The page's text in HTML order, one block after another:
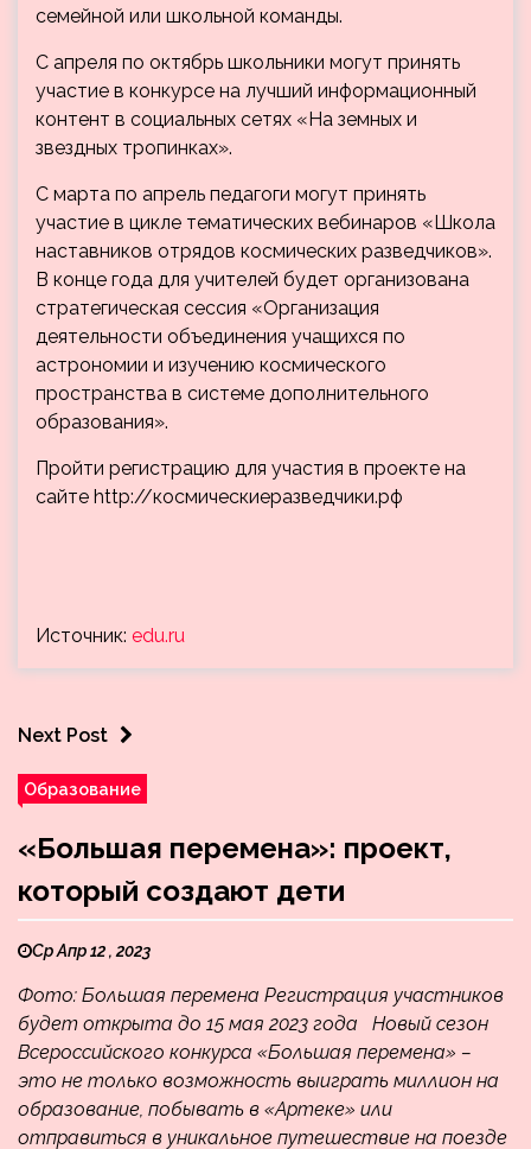
семейной или школьной команды.
С апреля по октябрь школьники могут принять
участие в конкурсе на лучший информационный
контент в социальных сетях «На земных и
звездных тропинках».
С марта по апрель педагоги могут принять
участие в цикле тематических вебинаров «Школа
наставников отрядов космических разведчиков».
В конце года для учителей будет организована
стратегическая сессия «Организация
деятельности объединения учащихся по
астрономии и изучению космического
пространства в системе дополнительного
образования».
Пройти регистрацию для участия в проекте на
сайте http://космическиеразведчики.рф
Источник: edu.ru
Next Post
Образование
«Большая перемена»: проект,
который создают дети
Ср Апр 12 , 2023
Фото: Большая перемена Регистрация участников
будет открыта до 15 мая 2023 года Новый сезон
Всероссийского конкурса «Большая перемена» –
это не только возможность выиграть миллион на
образование, побывать в «Артеке» или
отправиться в уникальное путешествие на поезде